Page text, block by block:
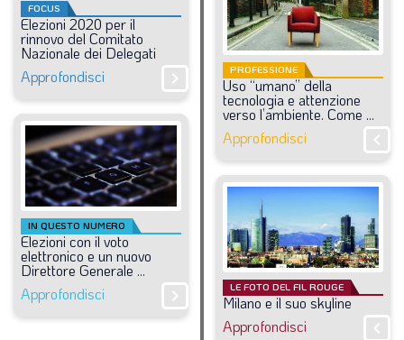
FOCUS
Elezioni2020peril
rinnovo del Comitato
Nazionale dei Delegati
Approfondisci
chevron_right PROFESSIONE
Uso“umano”della
tecnologia e attenzione
verso l’ambiente. Come ...
Approfondisci
chevron_right
IN QUESTO NUMERO
Elezioniconilvoto
elettronico e un nuovo
Direttore Generale ...
Approfondisci
chevron_right LE FOTO DEL FIL ROUGE
Milanoeilsuoskyline
Approfondisci
chevron_right